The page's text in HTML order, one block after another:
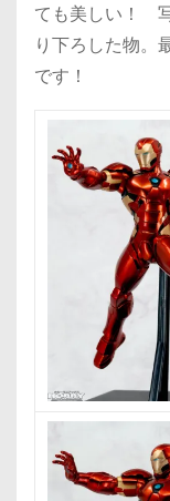
ても美しい！
り下ろした物。
です！